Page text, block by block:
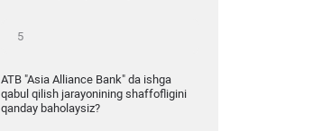
ATB "Asia Alliance Bank" da ishga
qabul qilish jarayonining shaffofligini
qanday baholaysiz?